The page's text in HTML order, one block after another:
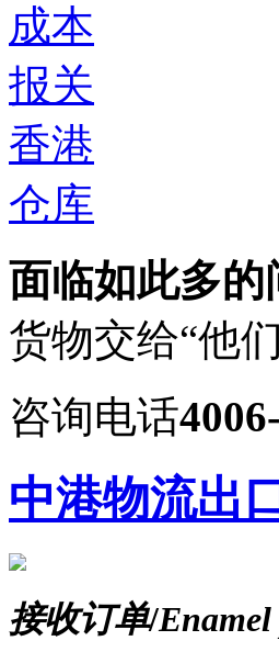
成本
报关
香港
仓库
面临如此多的
货物交给“他
咨询电话
中港物流出
接收订单/Enamel